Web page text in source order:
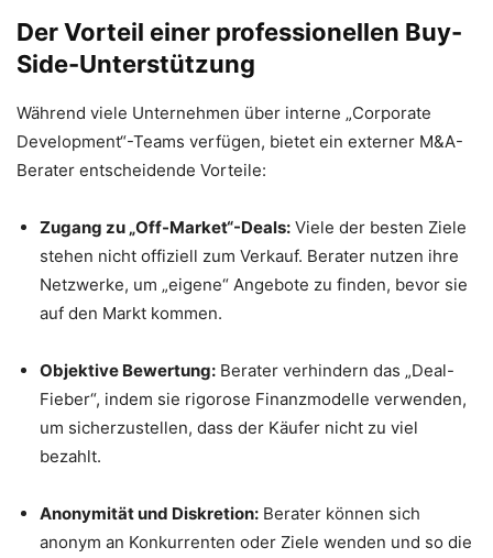
Der Vorteil einer professionellen Buy-
Side-Unterstützung
Während viele Unternehmen über interne „Corporate
Development“-Teams verfügen, bietet ein externer M&A-
Berater entscheidende Vorteile:
Zugang zu „Off-Market“-Deals: Viele der besten Ziele
stehen nicht offiziell zum Verkauf. Berater nutzen ihre
Netzwerke, um „eigene“ Angebote zu finden, bevor sie
auf den Markt kommen.
Objektive Bewertung: Berater verhindern das „Deal-
Fieber“, indem sie rigorose Finanzmodelle verwenden,
um sicherzustellen, dass der Käufer nicht zu viel
bezahlt.
Anonymität und Diskretion: Berater können sich
anonym an Konkurrenten oder Ziele wenden und so die